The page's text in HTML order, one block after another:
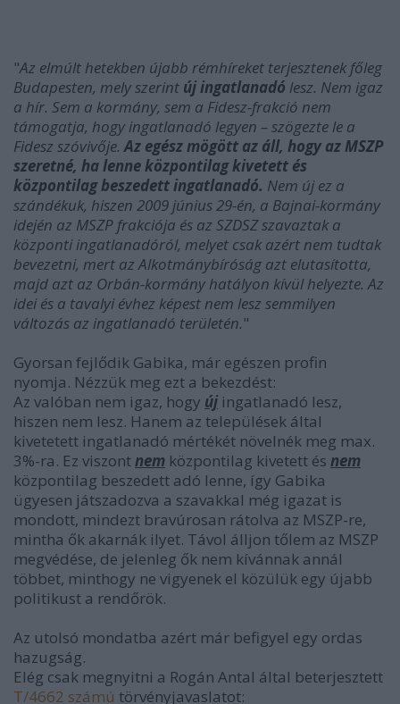
"Az elmúlt hetekben újabb rémhíreket terjesztenek főleg
Budapesten, mely szerint új ingatlanadó lesz. Nem igaz
a hír. Sem a kormány, sem a Fidesz-frakció nem
támogatja, hogy ingatlanadó legyen – szögezte le a
Fidesz szóvivője.Az egész mögött az áll, hogy az MSZP
szeretné, ha lenne központilag kivetett és
központilag beszedett ingatlanadó. Nem új ez a
szándékuk, hiszen 2009 június 29-én, a Bajnai-kormány
idején az MSZP frakciója és az SZDSZ szavaztak a
központi ingatlanadóról, melyet csak azért nem tudtak
bevezetni, mert az Alkotmánybíróság azt elutasította,
majd azt az Orbán-kormány hatályon kívül helyezte. Az
idei és a tavalyi évhez képest nem lesz semmilyen
változás az ingatlanadó területén."
Gyorsan fejlődik Gabika, már egészen profin
nyomja. Nézzük meg ezt a bekezdést:
Az valóban nem igaz, hogy új ingatlanadó lesz,
hiszen nem lesz. Hanem az települések által
kivetetett ingatlanadó mértékét növelnék meg max.
3%-ra. Ez viszontnem központilag kivetett és nem
központilag beszedett adó lenne, így Gabika
ügyesen játszadozva a szavakkal még igazat is
mondott, mindezt bravúrosan rátolva az MSZP-re,
mintha ők akarnák ilyet. Távol álljon tőlem az MSZP
megvédése, de jelenleg ők nem kívánnak annál
többet, minthogy ne vigyenek el közülük egy újabb
politikust a rendőrök.
Az utolsó mondatba azért már befigyel egy ordas
hazugság.
Elég csak megnyitni a Rogán Antal által beterjesztett
T/4662 számú törvényjavaslatot: